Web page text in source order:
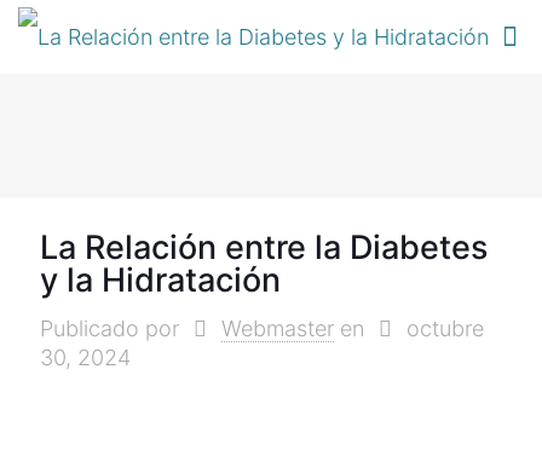
La Relación entre la Diabetes
y la Hidratación
Publicado por Webmaster en
octubre
30, 2024